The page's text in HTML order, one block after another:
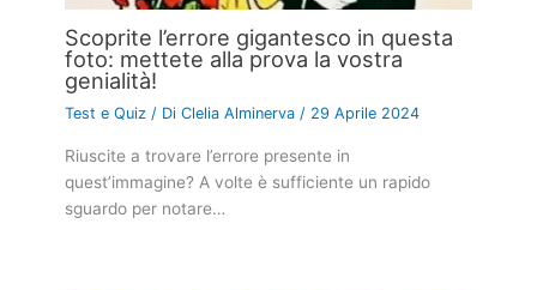
Scoprite l’errore gigantesco in questa
foto: mettete alla prova la vostra
genialità!
Test e Quiz / DiClelia Alminerva/ 29 Aprile 2024
Riuscite a trovare l’errore presente in
quest’immagine? A volte è sufficiente un rapido
sguardo per notare…